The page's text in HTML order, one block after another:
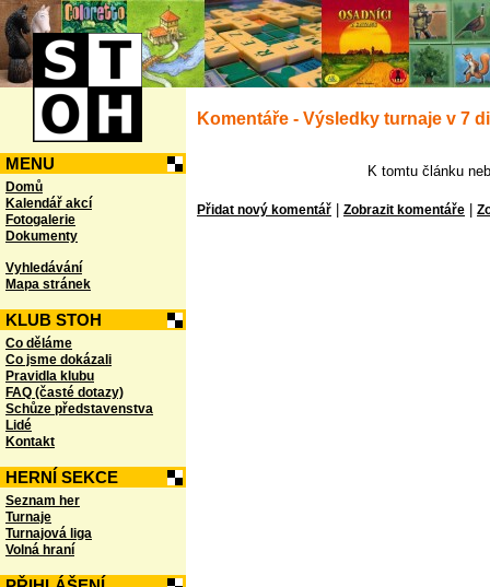
MENU
Domů
Kalendář akcí
Fotogalerie
Dokumenty
Vyhledávání
Mapa stránek
KLUB STOH
Co děláme
Co jsme dokázali
Pravidla klubu
FAQ (časté dotazy)
Schůze představenstva
Lidé
Kontakt
HERNÍ SEKCE
Seznam her
Turnaje
Turnajová liga
Volná hraní
Komentáře - Výsledky turnaje v 7
K tomtu článku
Přidat nový komentář Zobrazit komentáře